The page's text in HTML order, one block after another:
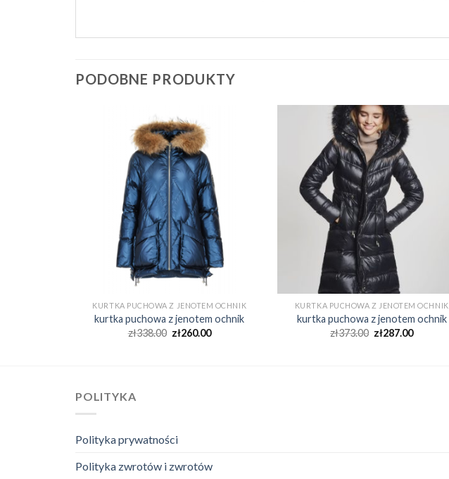
PODOBNE PRODUKTY
KURTKA PUCHOWA Z JENOTEM OCHNIK
kurtka puchowa z jenotem ochnik
zł338.00 zł260.00
KURTKA PUCHOWA Z JENOTEM OCHNIK
kurtka puchowa z jenotem ochnik
zł373.00 zł287.00
POLITYKA
Polityka prywatności
Polityka zwrotów i zwrotów